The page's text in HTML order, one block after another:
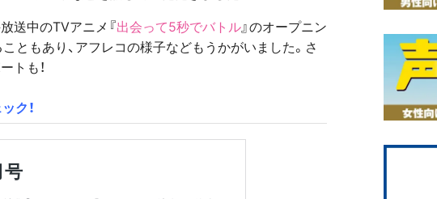
送中のTVアニメ『出会って5秒でバトル』のオープニン
ともあり、アフレコの様子などもうかがいました。さ
トも！
ク！